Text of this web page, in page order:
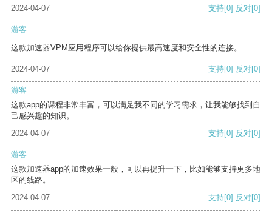
2024-04-07
支持[0] 反对[0]
游客
这款加速器VPM应用程序可以给你提供最高速度和安全性的连接。
2024-04-07 支持[0] 反对[0]
游客
这款app的课程非常丰富，可以满足我不同的学习需求，让我能够找到自
己感兴趣的知识。
2024-04-07
支持[0] 反对[0]
游客
这款加速器app的加速效果一般，可以再提升一下，比如能够支持更多地
区的线路。
2024-04-07
支持[0] 反对[0]